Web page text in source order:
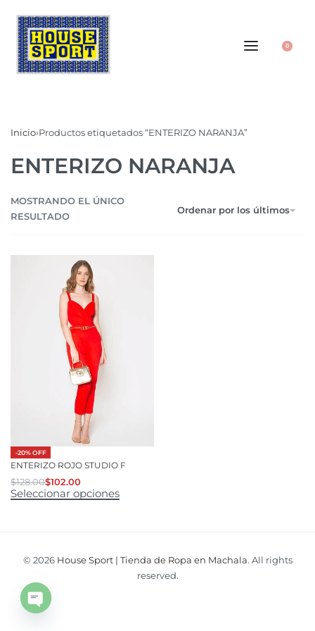
0
Inicio›Productos etiquetados “ENTERIZO NARANJA”
ENTERIZO NARANJA
MOSTRANDO EL ÚNICO
RESULTADO
Ordenar por los últimos
-20% OFF
ENTERIZO ROJO STUDIO F
$128.00$102.00
Seleccionar opciones
© 2026 House Sport | Tienda de Ropa en Machala. All rights
reserved.
Open